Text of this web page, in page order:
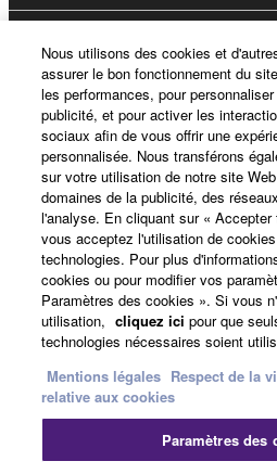
Yamaha Music ID - Enregistrement
A propos de Yamaha
France - French
Professionnel
Nous utilisons des cookies et
assurer le bon fonctionnement du
les performances, pour
publicité, et pour activer les
sociaux afin de vous offrir une
personnalisée. Nous transférons
sur votre utilisation de notre site
domaines de la publicité, des
l'analyse. En cliquant sur «
vous acceptez l'utilisation de
technologies. Pour plus
cookies ou pour modifier vos
Paramètres des cookies ». Si vous
utilisation, cliquez ici pour que
technologies nécessaires soient
Mentions légales Respect de la
relative aux cookies
Paramètres des